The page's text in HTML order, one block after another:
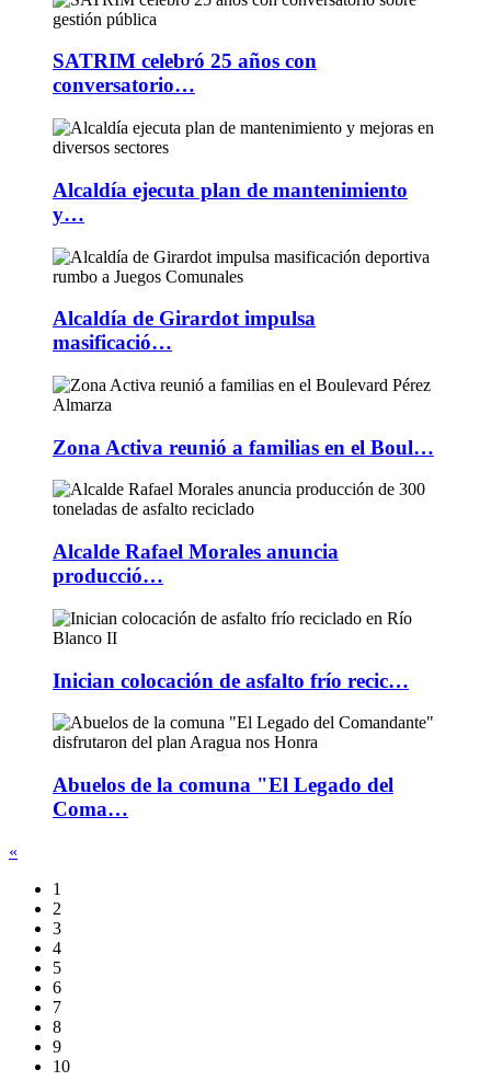
SATRIM celebró 25 años con
conversatorio…
Alcaldía ejecuta plan de mantenimiento
y…
Alcaldía de Girardot impulsa
masificació…
Zona Activa reunió a familias en el Boul…
Alcalde Rafael Morales anuncia
producció…
Inician colocación de asfalto frío recic…
Abuelos de la comuna "El Legado del
Coma…
«
1
2
3
4
5
6
7
8
9
10